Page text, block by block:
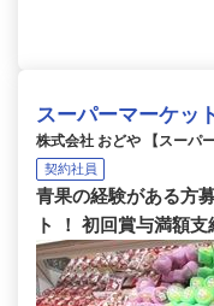
スーパーマーケッ
株式会社 おどや 【スーパ
契約社員
青果の経験がある方
ト ！ 初回賞与満額